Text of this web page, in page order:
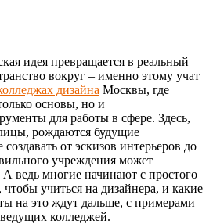
идея превращается в реальный
вокруг – именно этому учат
дизайна Москвы, где
основы, но и
для работы в сфере. Здесь,
рождаются будущие
от эскизов интерьеров до
учреждения может
А ведь многие начинают с простого
чтобы учиться на дизайнера, и какие
на это ждут дальше, с примерами
колледжей.